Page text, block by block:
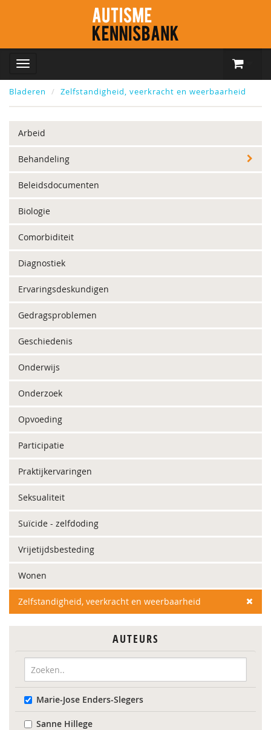
Bladeren Zelfstandigheid, veerkracht en weerbaarheid
Arbeid
Behandeling
Beleidsdocumenten
Biologie
Comorbiditeit
Diagnostiek
Ervaringsdeskundigen
Gedragsproblemen
Geschiedenis
Onderwijs
Onderzoek
Opvoeding
Participatie
Praktijkervaringen
Seksualiteit
Suïcide - zelfdoding
Vrijetijdsbesteding
Wonen
Zelfstandigheid, veerkracht en weerbaarheid
AUTEURS
Marie-Jose Enders-Slegers
Sanne Hillege